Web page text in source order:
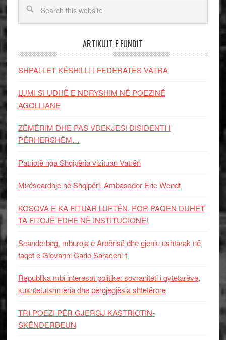
ARTIKUJT E FUNDIT
SHPALLET KËSHILLI I FEDERATËS VATRA
LUMI SI UDHË E NDRYSHIM NË POEZINË
AGOLLIANE
ZËMËRIM DHE PAS VDEKJES! DISIDENTI I
PËRHERSHËM…
Patriotë nga Shqipëria vizituan Vatrën
Mirëseardhje në Shqipëri, Ambasador Eric Wendt
KOSOVA E KA FITUAR LUFTËN, POR PAQEN DUHET
TA FITOJË EDHE NË INSTITUCIONE!
Scanderbeg, mburoja e Arbërisë dhe gjeniu ushtarak në
faqet e Giovanni Carlo Saraceni-t
Republika mbi interesat politike: sovraniteti i qytetarëve,
kushtetutshmëria dhe përgjegjësia shtetërore
TRI POEZI PËR GJERGJ KASTRIOTIN-
SKËNDERBEUN